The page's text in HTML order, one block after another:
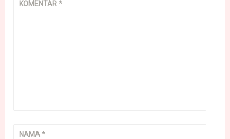
KOMENTAR*
NAMA*